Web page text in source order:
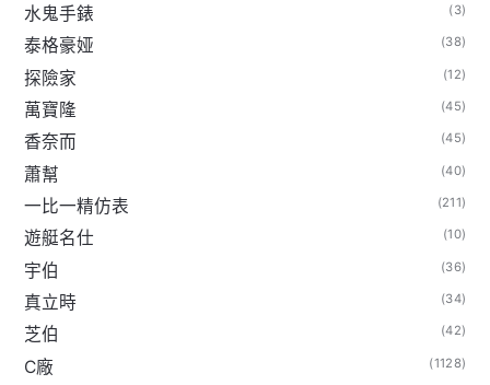
水鬼手錶 (3)
泰格豪娅 (38)
探險家 (12)
萬寶隆 (45)
香奈而 (45)
蕭幫 (40)
一比一精仿表 (211)
遊艇名仕 (10)
宇伯 (36)
真立時 (34)
芝伯 (42)
C廠 (1128)